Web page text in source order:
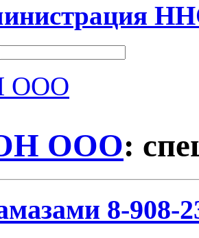
ООО
ООО:
8-908-